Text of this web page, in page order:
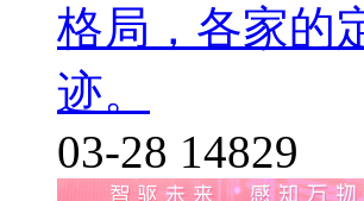
格局，各家的
迹。
03-28 14829